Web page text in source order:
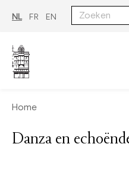
inhoud
gaan
NL FR EN
Home
Danza en